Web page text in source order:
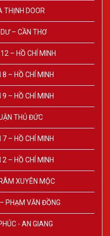
THỊNH DOOR
– CẦN THƠ
– HỒ CHÍ MINH
– HỒ CHÍ MINH
– HỒ CHÍ MINH
THỦ ĐỨC
– HỒ CHÍ MINH
– HỒ CHÍ MINH
XUYÊN MỘC
PHẠM VĂN ĐỒNG
- AN GIANG